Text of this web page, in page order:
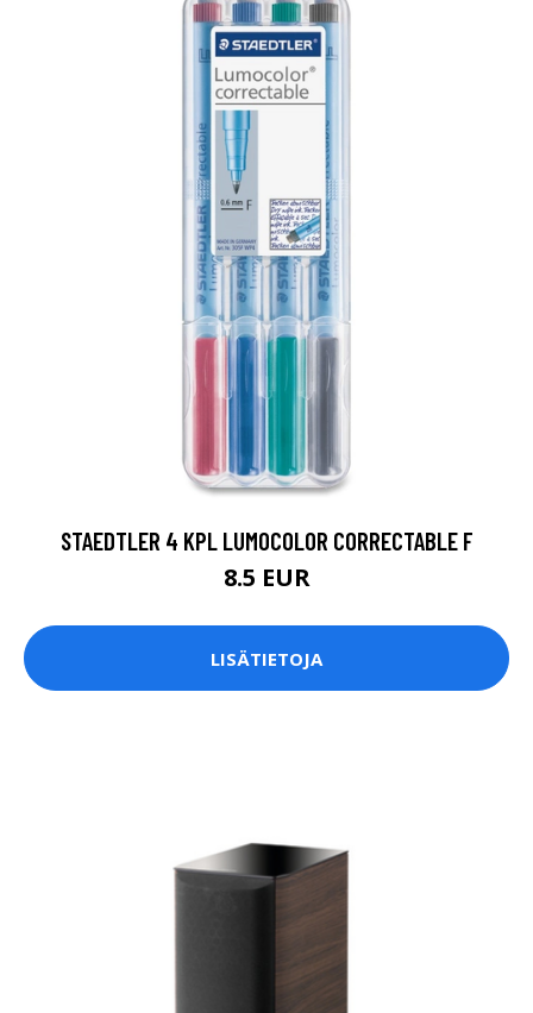
STAEDTLER 4 KPL LUMOCOLOR CORRECTABLE F
8.5 EUR
LISÄTIETOJA